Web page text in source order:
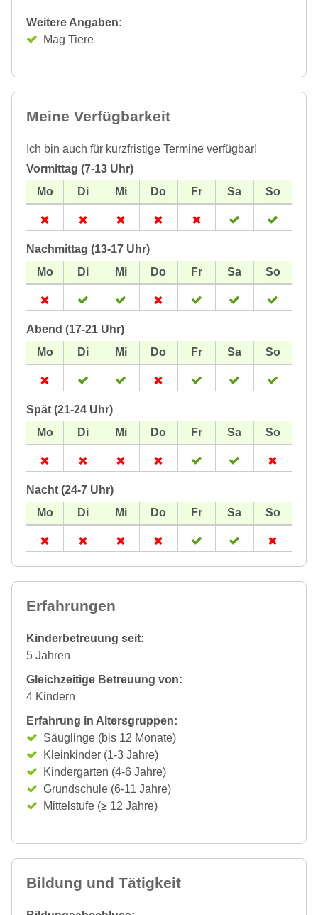
Weitere Angaben:
Mag Tiere
Meine Verfügbarkeit
Ich bin auch für kurzfristige Termine verfügbar!
Vormittag (7-13 Uhr)
Nachmittag (13-17 Uhr)
Abend (17-21 Uhr)
Spät (21-24 Uhr)
Nacht (24-7 Uhr)
Erfahrungen
Kinderbetreuung seit:
5 Jahren
Gleichzeitige Betreuung von:
4 Kindern
Erfahrung in Altersgruppen:
Säuglinge (bis 12 Monate)
Kleinkinder (1-3 Jahre)
Kindergarten (4-6 Jahre)
Grundschule (6-11 Jahre)
Mittelstufe (≥ 12 Jahre)
Bildung und Tätigkeit